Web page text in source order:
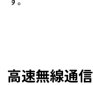
高速無線通